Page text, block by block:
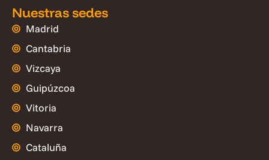
Nuestras sedes
Madrid
Cantabria
Vizcaya
Guipúzcoa
Vitoria
Navarra
Cataluña